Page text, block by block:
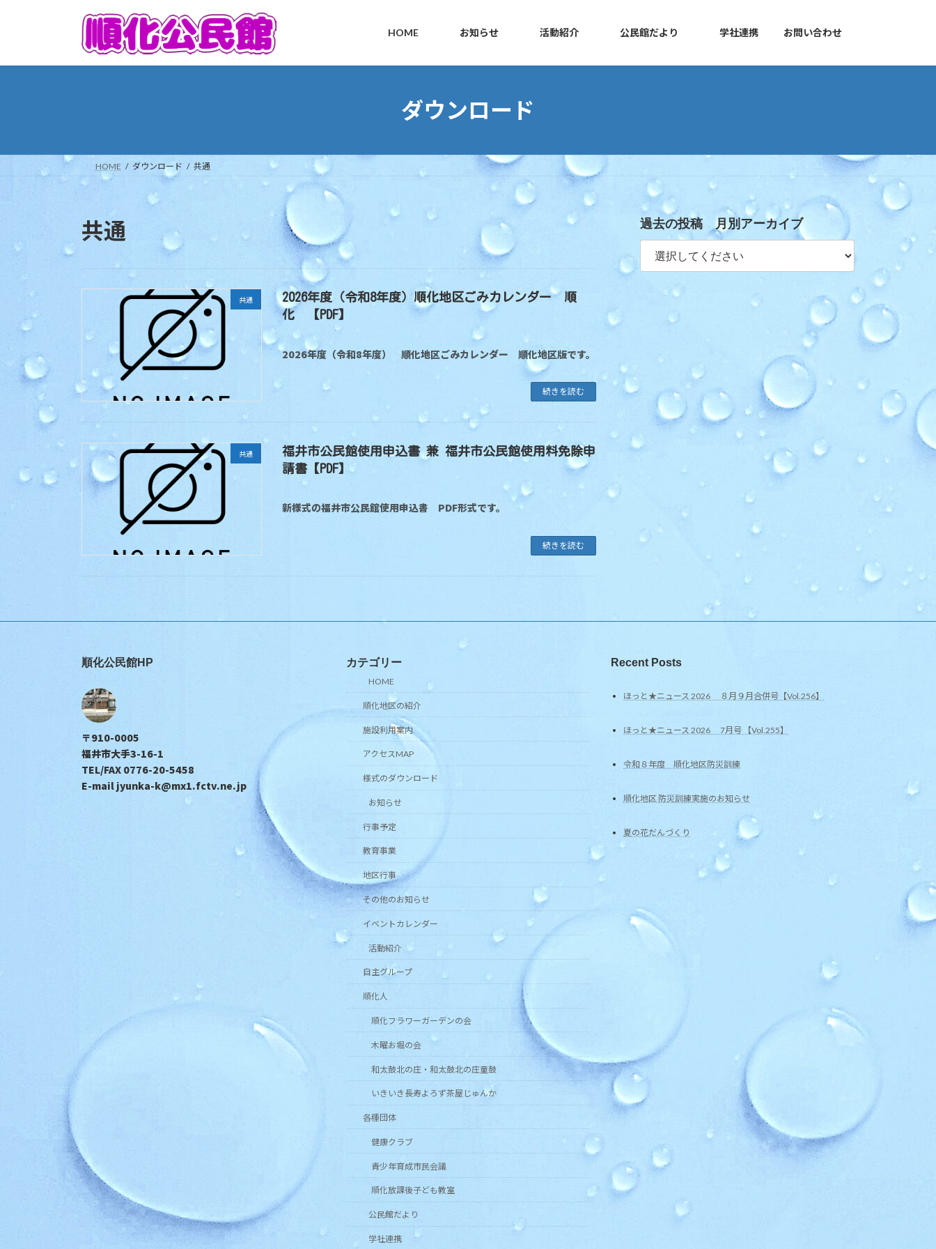
プ
動
HOME お知らせ 活動紹介 公民館だより 学社連携 お問い合わせ
ダウンロード
HOME ダウンロード 共通
共通
共通
2026年度（令和8年度）順化地区ごみカレンダー 順
化 【PDF】
2026年度（令和8年度） 順化地区ごみカレンダー 順化地区版です。
続きを読む
共通
福井市公民館使用申込書 兼 福井市公民館使用料免除申
請書【PDF】
新様式の福井市公民館使用申込書 PDF形式です。
続きを読む
過去の投稿 月別アーカイブ
順化公民館HP
〒910-0005
福井市大手3-16-1
TEL/FAX 0776-20-5458
E-mail jyunka-k@mx1.fctv.ne.jp
カテゴリー
HOME
順化地区の紹介
施設利用案内
アクセスMAP
様式のダウンロード
お知らせ
行事予定
教育事業
地区行事
その他のお知らせ
イベントカレンダー
活動紹介
自主グループ
順化人
順化フラワーガーデンの会
木曜お堀の会
和太鼓北の庄・和太鼓北の庄童鼓
いきいき長寿よろず茶屋じゅんか
各種団体
健康クラブ
青少年育成市民会議
順化放課後子ども教室
公民館だより
学社連携
Recent Posts
ほっと★ニュース 2026 ８月９月合併号【Vol.256】
ほっと★ニュース 2026 7月号 【Vol.255】
令和８年度 順化地区防災訓練
順化地区 防災訓練実施のお知らせ
夏の花だんづくり